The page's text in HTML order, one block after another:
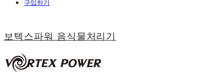
구입하기
보텍스파워 음식물처리기